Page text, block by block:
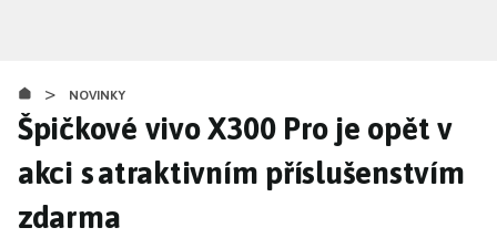
obsahu
> NOVINKY
Špičkové vivo X300 Pro je opět v
akci s atraktivním příslušenstvím
zdarma